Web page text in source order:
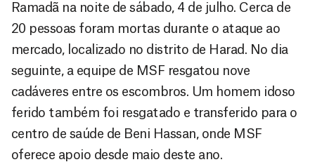
Ramadã na noite de sábado, 4 de julho. Cerca de
20 pessoas foram mortas durante o ataque ao
mercado, localizado no distrito de Harad. No dia
seguinte, a equipe de MSF resgatou nove
cadáveres entre os escombros. Um homem idoso
ferido também foi resgatado e transferido para o
centro de saúde de Beni Hassan, onde MSF
oferece apoio desde maio deste ano.